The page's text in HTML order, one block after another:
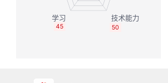
50
45